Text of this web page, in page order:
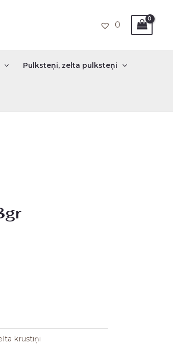
0
Pulksteņi, zelta pulksteņi
krustiņi